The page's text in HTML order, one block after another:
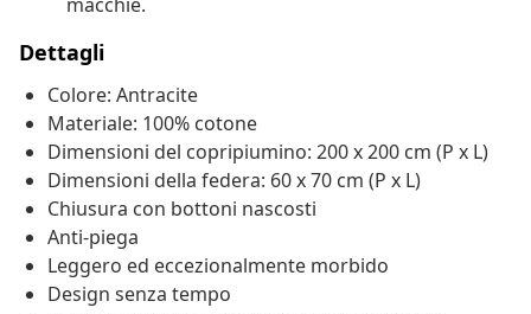
Dettagli
Colore: Antracite
Materiale: 100% cotone
Dimensioni del copripiumino: 200 x 200 cm (P x L)
Dimensioni della federa: 60 x 70 cm (P x L)
Chiusura con bottoni nascosti
Anti-piega
Leggero ed eccezionalmente morbido
Design senza tempo